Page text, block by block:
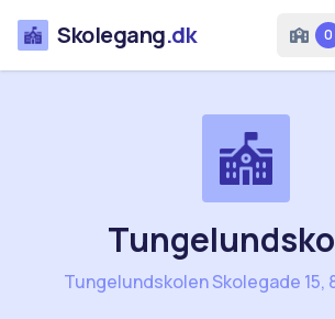
Skolegang.dk 0
Tungelundskolen Skolegade 15,